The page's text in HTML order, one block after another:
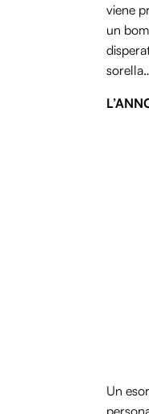
viene
un
Un